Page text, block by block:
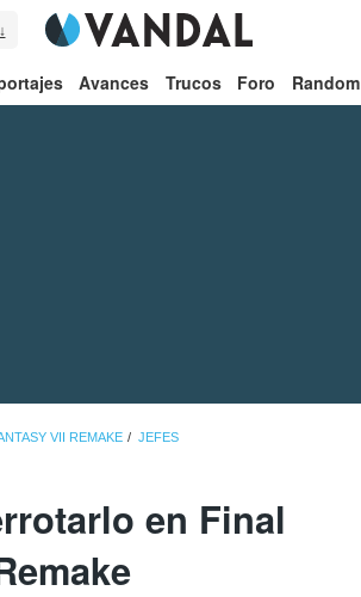
Avances Trucos Foro Random
VII REMAKE JEFES
en Final